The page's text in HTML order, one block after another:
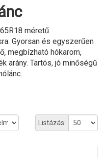
méretű
Gyorsan és egyszerűen
megbízható hókarom,
arány. Tartós, jó minőségű
Listázás: